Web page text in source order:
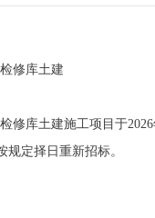
修库土建
修库土建施工项目于
定择日重新招标。